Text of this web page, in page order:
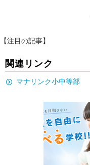
【注目の記事】
関連リンク
マナリンク小中等部